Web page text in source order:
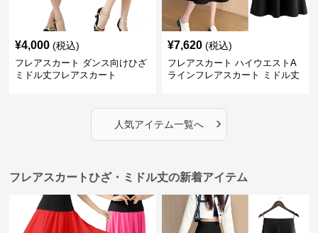
¥4,000 (税込)
フレアスカート ダンス向けひざ
ミドル丈フレアスカート
¥7,620 (税込)
フレアスカート ハイウエストA
ラインフレアスカート ミドル丈
人気アイテム一覧へ ›
フレアスカートひざ・ミドル丈の新着アイテム